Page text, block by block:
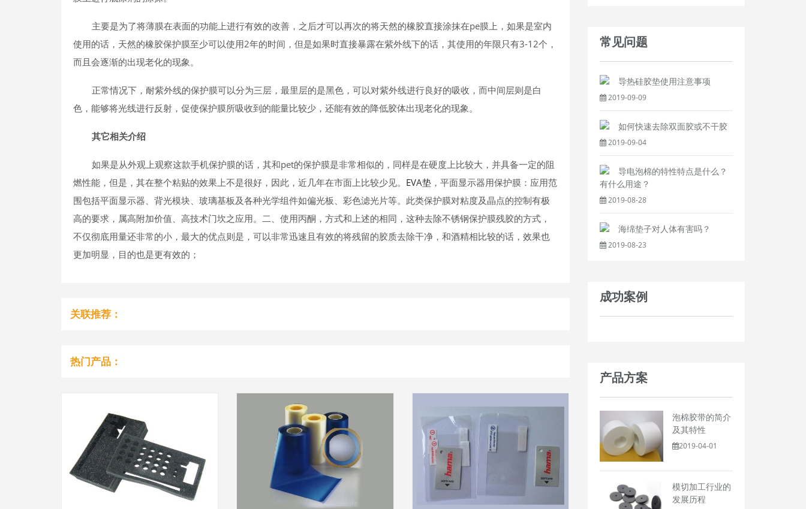
主要是为了将薄膜在表面的功能上进行有效的改善，之后才可以再次的将天然的橡胶直接涂抹在pe膜上，如果是室内
使用的话，天然的橡胶保护膜至少可以使用2年的时间，但是如果时直接暴露在紫外线下的话，其使用的年限只有3-12个，
而且会逐渐的出现老化的现象。
正常情况下，耐紫外线的保护膜可以分为三层，最里层的是黑色，可以对紫外线进行良好的吸收，而中间层则是白
色，能够将光线进行反射，促使保护膜所吸收到的能量比较少，还能有效的降低胶体出现老化的现象。
其它相关介绍
如果是从外观上观察这款手机保护膜的话，其和pet的保护膜是非常相似的，同样是在硬度上比较大，并具备一定的阻
燃性能，但是，其在整个粘贴的效果上不是很好，因此，近几年在市面上比较少见。 EVA垫 ，平面显示器用保护膜：应用范
围包括平面显示器、背光模块、玻璃基板及各种光学组件如偏光板、彩色滤光片等。此类保护膜对粘度及晶点的控制有极
高的要求，属高附加价值、高技术门坎之应用。二、使用丙酮，方式和上述的相同，这种去除不锈钢保护膜残胶的方式，
不仅彻底用量还非常的小，最大的优点则是，可以非常迅速且有效的将残留的胶质去除干净，和酒精相比较的话，效果也
更加明显，目的也是更有效的；
关联推荐：
热门产品：
常见问题
导热硅胶垫使用注意事项
2019-09-09
如何快速去除双面胶或不干胶
2019-09-04
导电泡棉的特性特点是什么？
有什么用途？
2019-08-28
海绵垫子对人体有害吗？
2019-08-23
成功案例
产品方案
泡棉胶带的简介
及其特性
2019-04-01
模切加工行业的
发展历程